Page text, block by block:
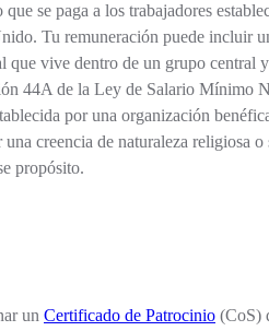
se paga a los trabajadores
Tu remuneración puede incluir
vive dentro de un grupo central
44A de la Ley de Salario Mínimo
por una organización
creencia de naturaleza religiosa
propósito.
un Certificado de Patrocinio (CoS)